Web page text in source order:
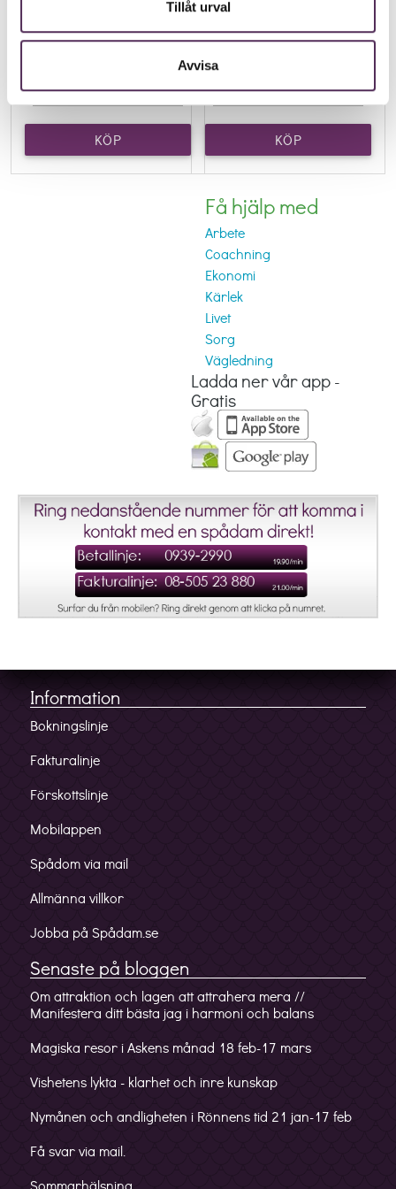
Tillåt urval
Avvisa
KÖP
SAMTALSTID
Mobil:
KÖP
SAMTALSTID
Få hjälp med
Arbete
Coachning
Ekonomi
Kärlek
Livet
Sorg
Vägledning
Ladda ner vår app -
Gratis
Information
Bokningslinje
Fakturalinje
Förskottslinje
Mobilappen
Spådom via mail
Allmänna villkor
Jobba på Spådam.se
Senaste på bloggen
Om attraktion och lagen att attrahera mera //
Manifestera ditt bästa jag i harmoni och balans
Magiska resor i Askens månad 18 feb-17 mars
Vishetens lykta - klarhet och inre kunskap
Nymånen och andligheten i Rönnens tid 21 jan-17 feb
Få svar via mail.
Sommarhälsning.